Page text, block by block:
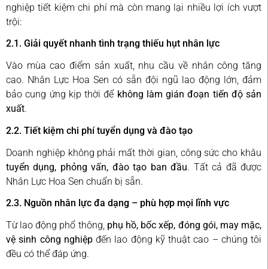
nghiệp tiết kiệm chi phí mà còn mang lại nhiều lợi ích vượt
trội:
2.1. Giải quyết nhanh tình trạng thiếu hụt nhân lực
Vào mùa cao điểm sản xuất, nhu cầu về nhân công tăng
cao. Nhân Lực Hoa Sen có sẵn đội ngũ lao động lớn, đảm
bảo cung ứng kịp thời để không làm gián đoạn tiến độ sản
xuất.
2.2. Tiết kiệm chi phí tuyển dụng và đào tạo
Doanh nghiệp không phải mất thời gian, công sức cho khâu
tuyển dụng, phỏng vấn, đào tạo ban đầu. Tất cả đã được
Nhân Lực Hoa Sen chuẩn bị sẵn.
2.3. Nguồn nhân lực đa dạng – phù hợp mọi lĩnh vực
Từ lao động phổ thông, phụ hồ, bốc xếp, đóng gói, may mặc,
vệ sinh công nghiệpđến lao động kỹ thuật cao – chúng tôi
đều có thể đáp ứng.